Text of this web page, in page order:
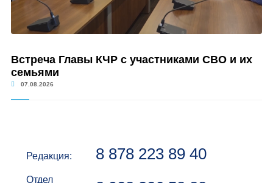
Встреча Главы КЧР с участниками СВО и их
семьями
07.08.2026
Редакция: 8 878 223 89 40
Отдел